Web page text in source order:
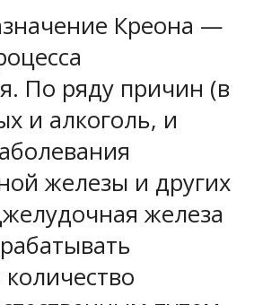
Креона —
По ряду причин (в
и алкоголь, и
железы и других
железа